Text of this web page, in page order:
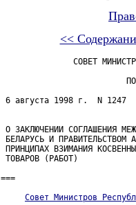
<<
СОВЕТ
6 августа 1998 г.  N
О ЗАКЛЮЧЕНИИ СОГЛАШЕНИЯ
БЕЛАРУСЬ И ПРАВИТЕЛЬСТВОМ
ПРИНЦИПАХ ВЗИМАНИЯ
ТОВАРОВ (РАБОТ)
===
Совет Министров